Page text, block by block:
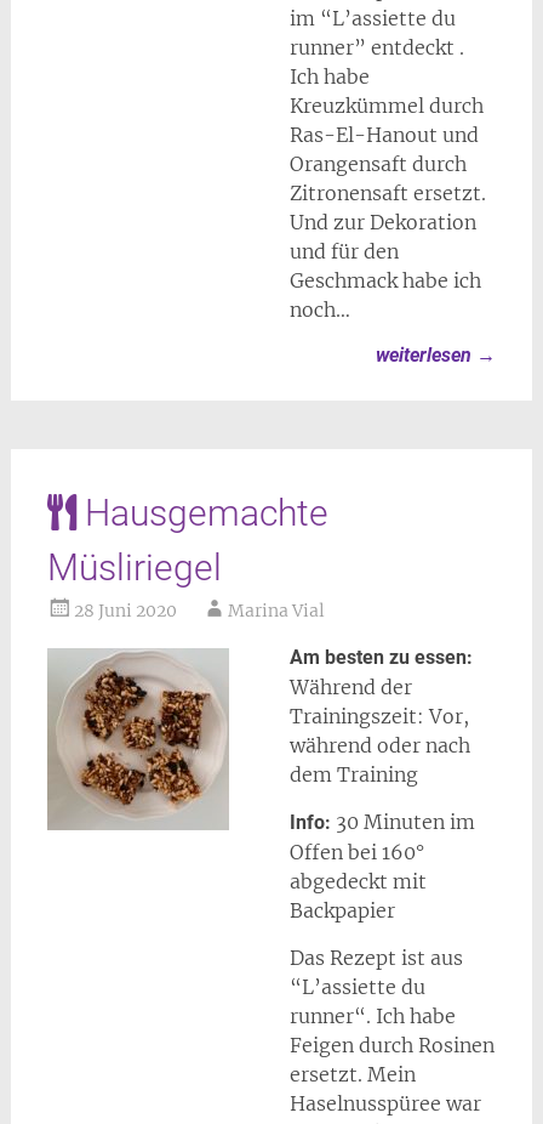
im “L’assiette du
runner” entdeckt .
Ich habe
Kreuzkümmel durch
Ras-El-Hanout und
Orangensaft durch
Zitronensaft ersetzt.
Und zur Dekoration
und für den
Geschmack habe ich
noch…
weiterlesen →
Hausgemachte
Müsliriegel
28 Juni 2020 Marina Vial
Am besten zu essen:
Während der
Trainingszeit: Vor,
während oder nach
dem Training
Info: 30 Minuten im
Offen bei 160°
abgedeckt mit
Backpapier
Das Rezept ist aus
“L’assiette du
runner“. Ich habe
Feigen durch Rosinen
ersetzt. Mein
Haselnusspüree war